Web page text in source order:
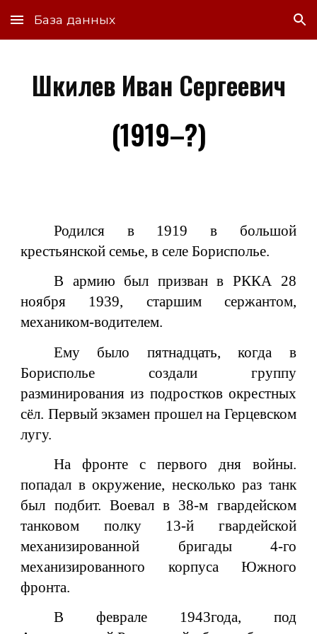
Skip to main content Skip to navigation
База данных
Шкилев Иван Сергеевич
(1919–?)
Родился в 1919 в большой
крестьянской семье, в селе Борисполье.
В армию был призван в РККА 28
ноября 1939, старшим сержантом,
механиком-водителем.
Ему было пятнадцать, когда в
Борисполье создали группу
разминирования из подростков окрестных
сёл. Первый экзамен прошел на Герцевском
лугу.
На фронте с первого дня войны.
попадал в окружение, несколько раз танк
был подбит. Воевал в 38-м гвардейском
танковом полку 13-й гвардейской
механизированной бригады 4-го
механизированного корпуса Южного
фронта.
В феврале 1943года, под